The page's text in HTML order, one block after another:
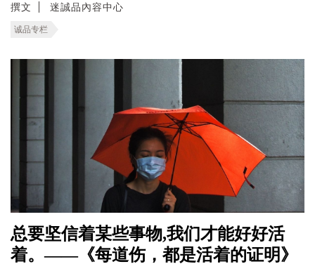
撰文 迷誠品內容中心
诚品专栏
总要坚信着某些事物,我们才能好好活
着。——《每道伤，都是活着的证明》